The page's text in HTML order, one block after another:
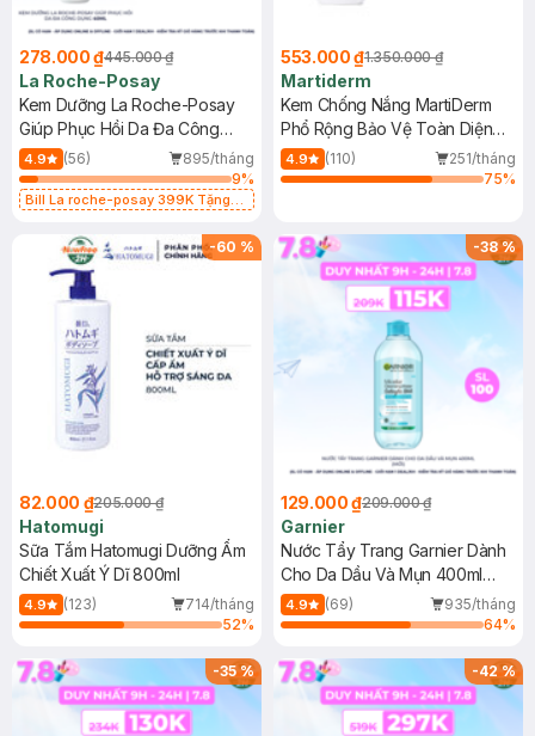
278.000 ₫445.000 ₫
La Roche-Posay
Kem Dưỡng La Roche-Posay
Giúp Phục Hồi Da Đa Công
Dụng 40ml
4.9 (56)
895/tháng
9%
Bill La roche-posay 399K Tặng
(SL có hạn)
553.000 ₫1.350.000 ₫
Martiderm
Kem Chống Nắng MartiDerm
Phổ Rộng Bảo Vệ Toàn Diện
40ml
4.9 (110)
251/tháng
75%
-60 %
82.000 ₫205.000 ₫
Hatomugi
Sữa Tắm Hatomugi Dưỡng Ẩm
Chiết Xuất Ý Dĩ 800ml
4.9 (123)
714/tháng
52%
-38%
129.000 ₫209.000 ₫
Garnier
Nước Tẩy Trang Garnier Dành
Cho Da Dầu Và Mụn 400ml
(Mới)
4.9 (69)
935/tháng
64%
-35% -42%